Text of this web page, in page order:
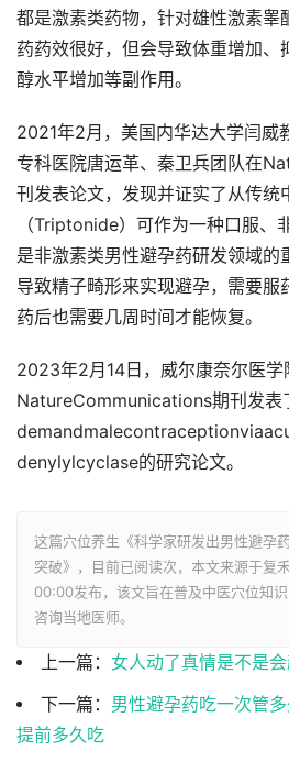
都是激素类药物，针对雄性激素睾
药药效很好，但会导致体重增加、
醇水平增加等副作用。
2021年2月，美国内华达大学闫威
专科医院唐运革、秦卫兵团队在
刊发表论文，发现并证实了从传统
（Triptonide）可作为一种口服、
是非激素类男性避孕药研发领域的
导致精子畸形来实现避孕，需要服
药后也需要几周时间才能恢复。
2023年2月14日，威尔康奈尔医学
NatureCommunications期刊发表
denylylcyclase的研究论文。
这篇穴位养生《科学家研发出男性避孕
突破》，目前已阅读次，本文来源于复
00:00发布，该文旨在普及中医穴位知
咨询当地医师。
上一篇： 女人动了真情是不是
下一篇： 男性避孕药吃一次管
提前多久吃